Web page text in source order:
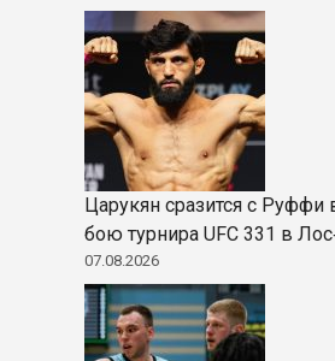
Царукян сразится с Руффи
бою турнира UFC 331 в
07.08.2026